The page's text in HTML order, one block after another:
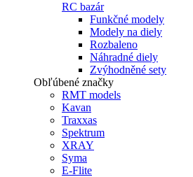
RC bazár
Funkčné modely
Modely na diely
Rozbaleno
Náhradné diely
Zvýhodněné sety
Obľúbené značky
RMT models
Kavan
Traxxas
Spektrum
XRAY
Syma
E-Flite